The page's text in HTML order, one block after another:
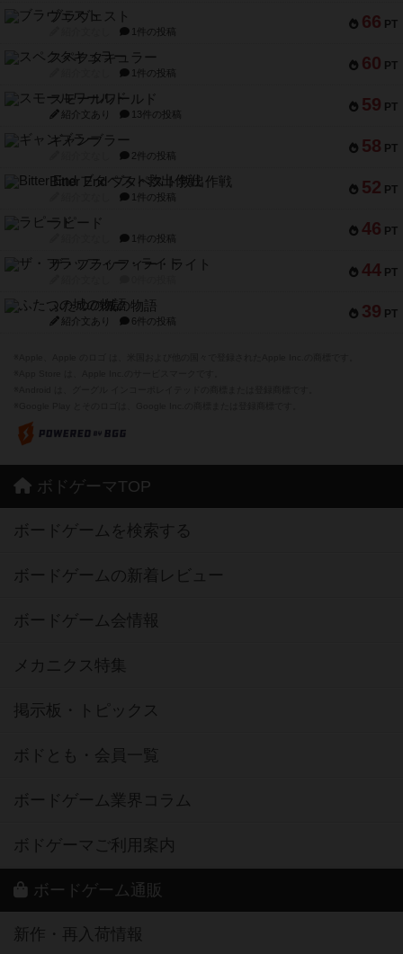
66 PT
ブラヴェスト
1件の投稿
60 PT
スペクタキュラー
1件の投稿
59 PT
スモールワールド
紹介文あり 13件の投稿
58 PT
ギャンブラー
2件の投稿
52 PT
Bitter End ブタペスト救出作戦
1件の投稿
46 PT
ラピード
1件の投稿
44 PT
ザ・フラッフィー・ライト
39 PT
ふたつの城の物語
紹介文あり 6件の投稿
ボドゲーマTOP
ボードゲームを検索する
ボードゲームの新着レビュー
ボードゲーム会情報
メカニクス特集
掲示板・トピックス
ボドとも・会員一覧
ボードゲーム業界コラム
ボドゲーマご利用案内
ボードゲーム通販
新作・再入荷情報